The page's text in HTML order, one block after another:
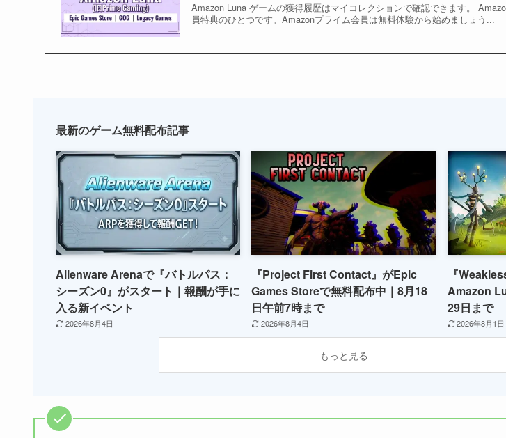
Amazon Luna ゲームの獲得履歴はマイコレクションで確認できます。
員特典のひとつです。Amazonプライム会員は無料体験から始めましょう...
最新のゲーム無料配布記事
Alienware Arenaで『バトルパス：
シーズン0』がスタート｜報酬が手に
入る新イベント
2026年8月4日
『Project First Contact』がEpic
Games Storeで無料配布中｜8月18
日午前7時まで
2026年8月4日
『
Amazon
29日まで
2026年8月1日
もっと見る